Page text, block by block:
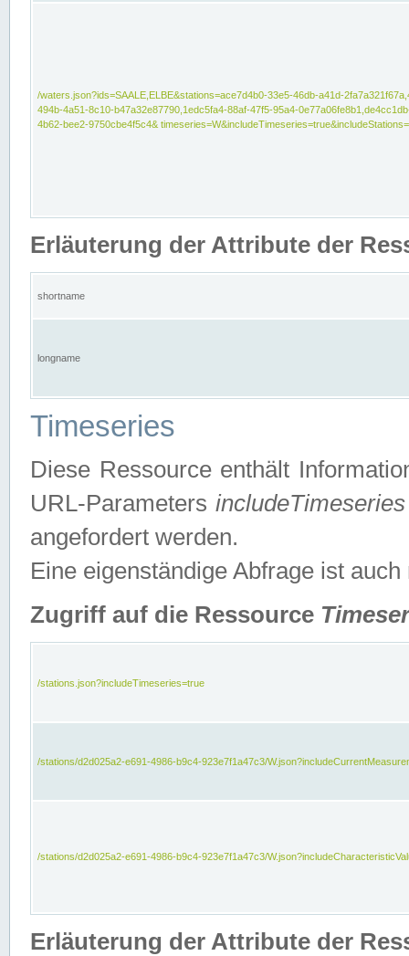
/waters.json?ids=SAALE,ELBE&stations=ace7d4b0-33e5-46db-a41d-
494b-4a51-8c10-b47a32e87790,1edc5fa4-88af-47f5-95a4-
4b62-bee2-9750cbe4f5c4&
Erläuterung der Attribute der
shortname
longname
Timeseries
Diese Ressource enthält
URL-ParametersincludeTimeseries
angefordert werden.
Eine eigenständige Abfrage ist auch
Zugriff auf die Ressource
/stations.json?includeTimeseries=true
/stations/d2d025a2-e691-4986-b9c4-923e7f1a47c3/
/stations/d2d025a2-e691-4986-b9c4-923e7f1a47c3/
Erläuterung der Attribute der